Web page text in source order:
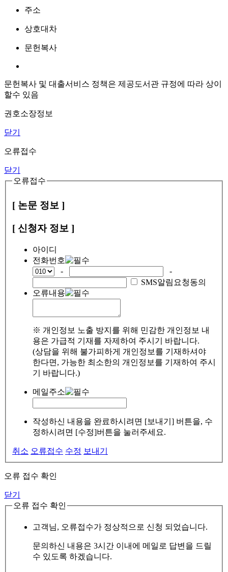
주소
상호대차
문헌복사
문헌복사 및 대출서비스 정책은 제공도서관 규정에 따라 상이
할수 있음
권호소장정보
닫기
오류접수
닫기
오류접수
[ 논문 정보 ]
[ 신청자 정보 ]
아이디
전화번호
-
-
SMS알림요청동의
오류내용
※ 개인정보 노출 방지를 위해 민감한 개인정보 내
용은 가급적 기재를 자제하여 주시기 바랍니다.
(상담을 위해 불가피하게 개인정보를 기재하셔야
한다면, 가능한 최소한의 개인정보를 기재하여 주시
기 바랍니다.)
메일주소
작성하신 내용을 완료하시려면 [보내기] 버튼을, 수
정하시려면 [수정]버튼을 눌러주세요.
취소 오류접수 수정 보내기
오류 접수 확인
닫기
오류 접수 확인
고객님, 오류접수가 정상적으로 신청 되었습니다.
문의하신 내용은 3시간 이내에 메일로 답변을 드릴
수 있도록 하겠습니다.